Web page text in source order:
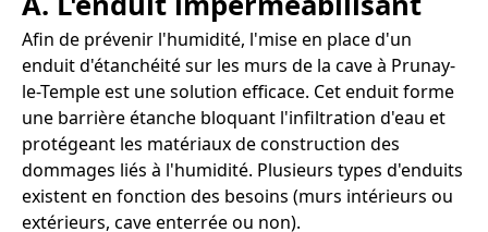
Afin de prévenir l'humidité, l'mise en place d'un
enduit d'étanchéité sur les murs de la cave à Prunay-
le-Temple est une solution efficace. Cet enduit forme
une barrière étanche bloquant l'infiltration d'eau et
protégeant les matériaux de construction des
dommages liés à l'humidité. Plusieurs types d'enduits
existent en fonction des besoins (murs intérieurs ou
extérieurs, cave enterrée ou non).